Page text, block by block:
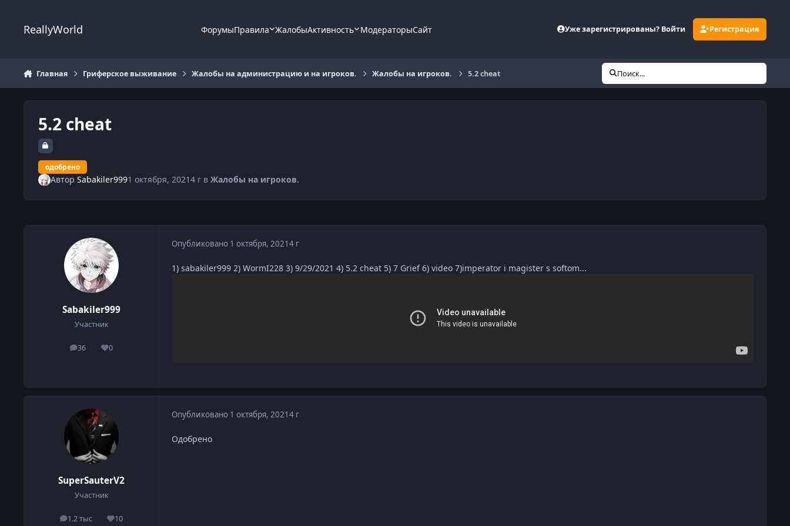
ReallyWorld ФорумыПравила ЖалобыАктивность МодераторыСайт Уже зарегистрированы? Войти Регистрация
Главная Гриферское выживание Жалобы на администрацию и на игроков. Жалобы на игроков. 5.2 cheat Поиск...
5.2 cheat
одобрено
Автор Sabakiler9991 октября, 20214 гв Жалобы на игроков.
Sabakiler999
Участник
36
сообщения
0
Репутация
Опубликовано 1 октября, 20214 г
1) sabakiler999 2) WormI228 3) 9/29/2021 4) 5.2 cheat 5) 7 Grief 6) video 7)imperator i magister s softom...
SuperSauterV2
Участник
1.2 тыс
сообщения10
Репутация
Опубликовано 1 октября, 20214 г
Одобрено